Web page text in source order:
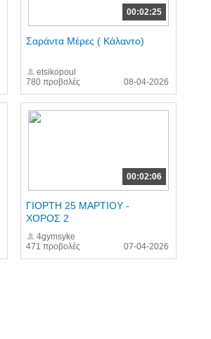
00:02:25
780 προβολές
Σαράντα Μέρες ( Κάλαντο)
etsikopoul
08-04-2026
00:02:06
471 προβολές
ΓΙΟΡΤΗ 25 ΜΑΡΤΙΟΥ -
ΧΟΡΟΣ 2
4gymsyke
07-04-2026